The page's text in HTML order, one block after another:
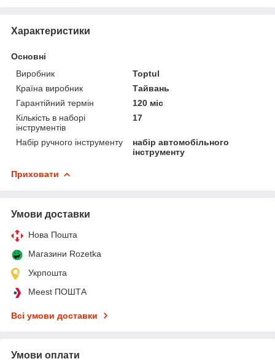
Характеристики
Основні
Виробник
Toptul
Країна виробник
Тайвань
Гарантійний термін
120 міс
Кількість в наборі
інструментів
17
Набір ручного інструменту
набір автомобільного
інструменту
Приховати
Умови доставки
Нова Пошта
Магазини Rozetka
Укрпошта
Meest ПОШТА
Всі умови доставки
Умови оплати